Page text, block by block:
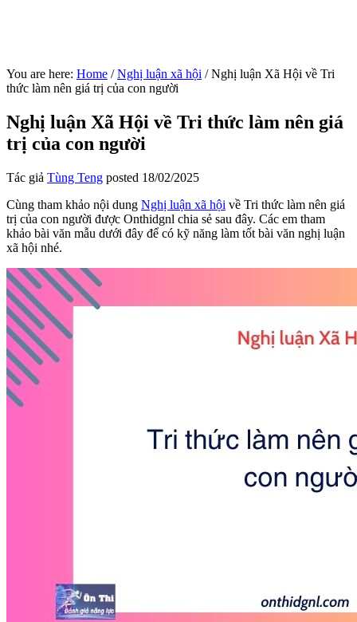
You are here: Home / Nghị luận xã hội /Nghị luận Xã Hội về Tri
thức làm nên giá trị của con người
Nghị luận Xã Hội về Tri thức làm nên giá
trị của con người
Tác giả Tùng Teng posted 18/02/2025
Cùng tham khảo nội dung Nghị luận xã hội về Tri thức làm nên giá
trị của con người được Onthidgnl chia sẻ sau đây. Các em tham
khảo bài văn mẫu dưới đây để có kỹ năng làm tốt bài văn nghị luận
xã hội nhé.